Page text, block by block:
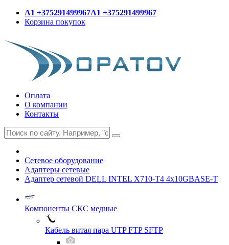
A1 +375291499967A1 +375291499967
Корзина покупок
Оплата
О компании
Контакты
Сетевое оборудование
Адаптеры сетевые
Адаптер сетевой DELL INTEL X710-T4 4x10GBASE-T
Компоненты СКС медные
Кабель витая пара UTP FTP SFTP